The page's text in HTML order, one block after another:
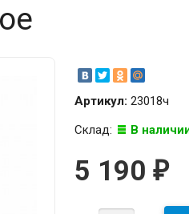
Артикул: 23018ч
Склад:
В
5 190 ₽